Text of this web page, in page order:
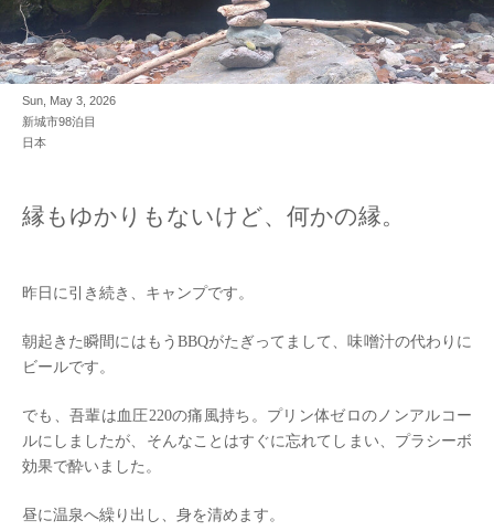
Sun, May 3, 2026
新城市98泊目
日本
縁もゆかりもないけど、何かの縁。
昨日に引き続き、キャンプです。
朝起きた瞬間にはもうBBQがたぎってまして、味噌汁の代わりに
ビールです。
でも、吾輩は血圧220の痛風持ち。プリン体ゼロのノンアルコー
ルにしましたが、そんなことはすぐに忘れてしまい、プラシーボ
効果で酔いました。
昼に温泉へ繰り出し、身を清めます。